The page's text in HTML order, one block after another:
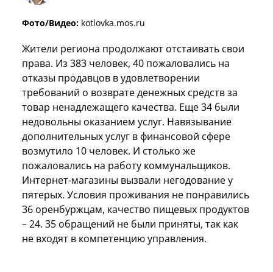
Фото/Видео: kotlovka.mos.ru
Жители региона продолжают отстаивать свои
права. Из 383 человек, 40 пожаловались на
отказы продавцов в удовлетворении
требований о возврате денежных средств за
товар ненадлежащего качества. Еще 34 были
недовольны оказанием услуг. Навязывание
дополнительных услуг в финансовой сфере
возмутило 10 человек. И столько же
пожаловались на работу коммунальщиков.
Интернет-магазины вызвали негодование у
пятерых. Условия проживания не понравились
36 оренбуржцам, качество пищевых продуктов
– 24. 35 обращений не были приняты, так как
не входят в компетенцию управления.